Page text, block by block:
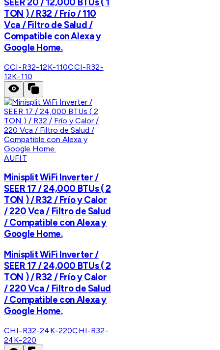
TON ) / R32 / Frío / 110
Vca / Filtro de Salud /
Compatible con Alexa y
Google Home.
CCI-R32-12K-110CCI-R32-
12K-110
AUFIT
Minisplit WiFi Inverter /
SEER 17 / 24,000 BTUs ( 2
TON ) / R32 / Frío y Calor
/ 220 Vca / Filtro de Salud
/ Compatible con Alexa y
Google Home.
Minisplit WiFi Inverter /
SEER 17 / 24,000 BTUs ( 2
TON ) / R32 / Frío y Calor
/ 220 Vca / Filtro de Salud
/ Compatible con Alexa y
Google Home.
CHI-R32-24K-220CHI-R32-
24K-220